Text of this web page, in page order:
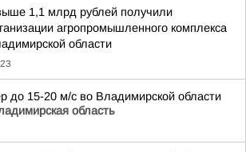
1,1 млрд рублей получили
агропромышленного комплекса
области
до 15-20 м/с во Владимирской области
область